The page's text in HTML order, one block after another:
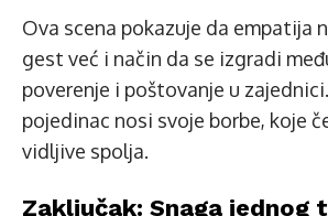
Ova scena pokazuje da empatija
gest već i način da se izgradi
poverenje i poštovanje u
pojedinac nosi svoje borbe, koje
vidljive spolja.
Zaključak: Snaga jednog